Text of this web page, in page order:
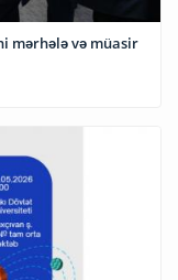
mərhələ və müasir